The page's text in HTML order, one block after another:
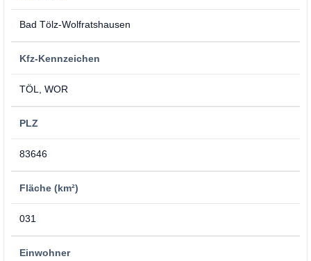
Bad Tölz-Wolfratshausen
Kfz-Kennzeichen
TÖL, WOR
PLZ
83646
Fläche (km²)
031
Einwohner